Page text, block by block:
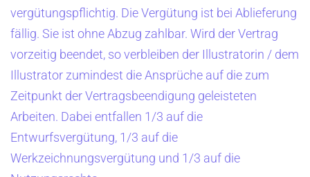
vergütungspflichtig. Die Vergütung ist bei Ablieferung
fällig. Sie ist ohne Abzug zahlbar. Wird der Vertrag
vorzeitig beendet, so verbleiben der Illustratorin / dem
Illustrator zumindest die Ansprüche auf die zum
Zeitpunkt der Vertragsbeendigung geleisteten
Arbeiten. Dabei entfallen 1/3 auf die
Entwurfsvergütung, 1/3 auf die
Werkzeichnungsvergütung und 1/3 auf die